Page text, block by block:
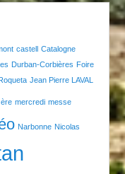
castell
Catalogne
Durban-Corbières Foire
Jean Pierre LAVAL
mercredi messe
Narbonne Nicolas